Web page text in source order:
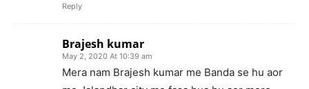
Reply
Brajesh kumar
May 2, 2020 At 10:39 am
Mera nam Brajesh kumar me Banda se hu aor